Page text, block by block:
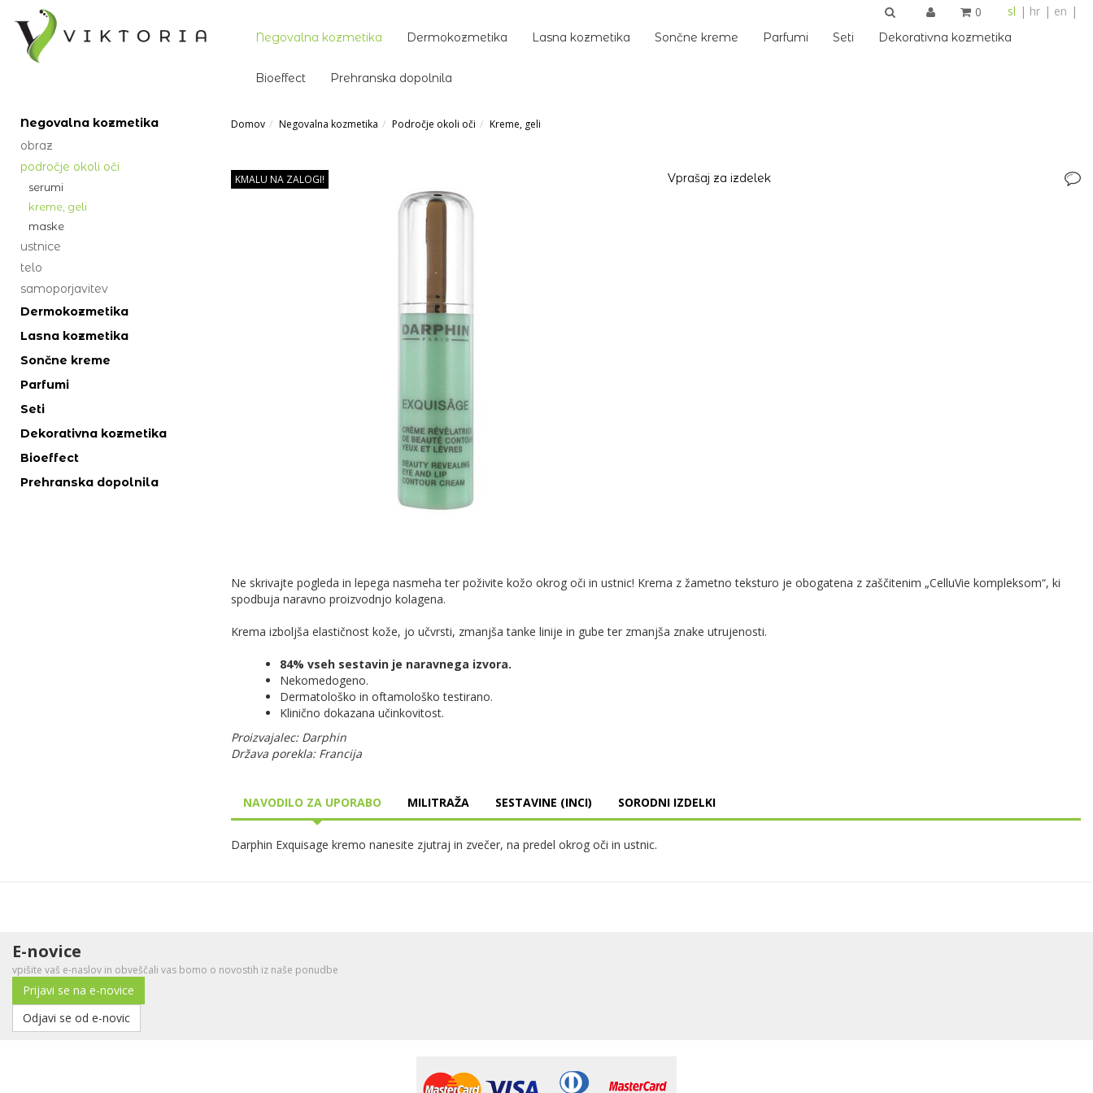
IŠČI
sl hr en
0
Negovalna kozmetika Dermokozmetika Lasna kozmetika Sončne kreme Parfumi Seti Dekorativna kozmetika
Bioeffect Prehranska dopolnila
Negovalna kozmetika
obraz
področje okoli oči
serumi
kreme, geli
maske
ustnice
telo
samoporjavitev
Dermokozmetika
Lasna kozmetika
Sončne kreme
Parfumi
Seti
Dekorativna kozmetika
Bioeffect
Prehranska dopolnila
Domov Negovalna kozmetika Področje okoli oči Kreme, geli
KMALU NA ZALOGI! Vprašaj za izdelek
Ne skrivajte pogleda in lepega nasmeha ter poživite kožo okrog oči in ustnic! Krema z žametno teksturo je obogatena z zaščitenim „CelluVie kompleksom“, ki
spodbuja naravno proizvodnjo kolagena.
Krema izboljša elastičnost kože, jo učvrsti, zmanjša tanke linije in gube ter zmanjša znake utrujenosti.
84% vseh sestavin je naravnega izvora.
Nekomedogeno.
Dermatološko in oftamološko testirano.
Klinično dokazana učinkovitost.
Proizvajalec: Darphin
Država porekla: Francija
NAVODILO ZA UPORABO MILITRAŽA SESTAVINE (INCI) SORODNI IZDELKI
Darphin Exquisage kremo nanesite zjutraj in zvečer, na predel okrog oči in ustnic.
E-novice
vpišite vaš e-naslov in obveščali vas bomo o novostih iz naše ponudbe
Prijavi se na e-novice
Odjavi se od e-novic